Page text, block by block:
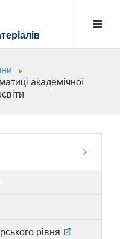
академічної
рівня